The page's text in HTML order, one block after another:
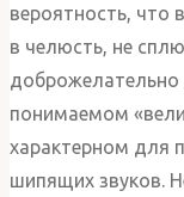
вероятность, что
в челюсть, не
доброжелательно
понимаемом
характерном для
шипящих звуков.